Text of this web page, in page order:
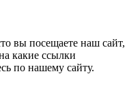
вы посещаете наш сайт,
какие ссылки
по нашему сайту.